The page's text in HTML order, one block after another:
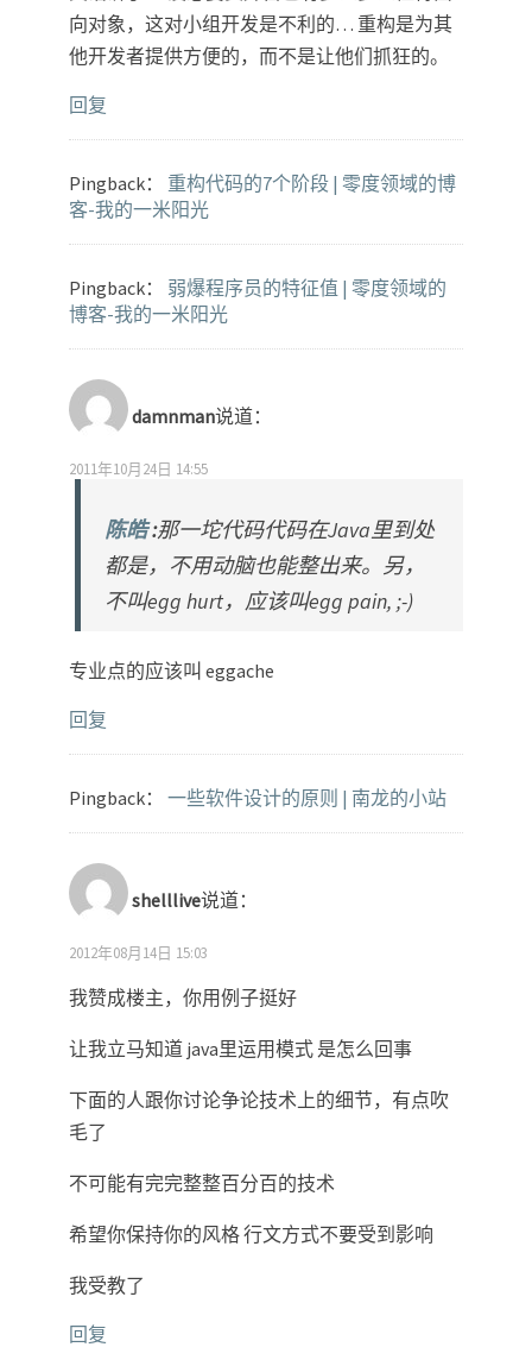
向对象，这对小组开发是不利的… 重构是为其
他开发者提供方便的，而不是让他们抓狂的。
回复
Pingback： 重构代码的7个阶段 | 零度领域的博
客-我的一米阳光
Pingback： 弱爆程序员的特征值 | 零度领域的
博客-我的一米阳光
damnman说道：
2011年10月24日 14:55
陈皓:那一坨代码代码在Java里到处
都是，不用动脑也能整出来。另，
不叫egg hurt，应该叫egg pain, ;-)
专业点的应该叫 eggache
回复
Pingback： 一些软件设计的原则 | 南龙的小站
shelllive说道：
2012年08月14日 15:03
我赞成楼主，你用例子挺好
让我立马知道 java里运用模式 是怎么回事
下面的人跟你讨论争论技术上的细节，有点吹
毛了
不可能有完完整整百分百的技术
希望你保持你的风格 行文方式不要受到影响
我受教了
回复